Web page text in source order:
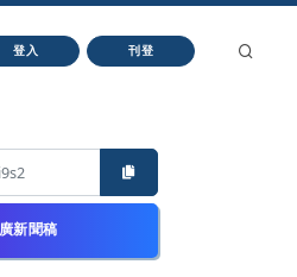
登入 刊登
新聞稿